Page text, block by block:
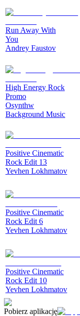
Run Away With
You
Andrey Faustov
High Energy Rock
Promo
Osynthw
Background Music
Positive Cinematic
Rock Edit 13
Yevhen Lokhmatov
Positive Cinematic
Rock Edit 6
Yevhen Lokhmatov
Positive Cinematic
Rock Edit 10
Yevhen Lokhmatov
Pobierz aplikację